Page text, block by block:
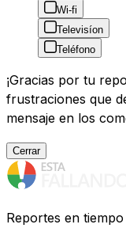
Wi-fi
Televisíon
Teléfono
¡Gracias por tu
frustraciones que
mensaje en los
Cerrar
Reportes en